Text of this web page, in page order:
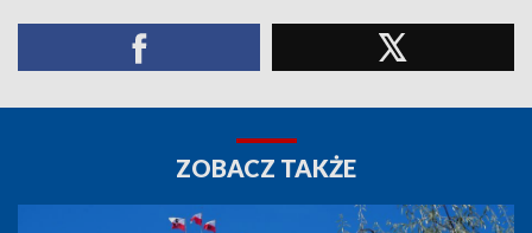
ZOBACZ TAKŻE